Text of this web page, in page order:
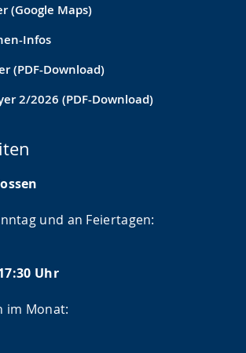
(Google Maps)
Infos
(PDF-Download)
2/2026 (PDF-Download)
und an Feiertagen:
Uhr
im Monat: